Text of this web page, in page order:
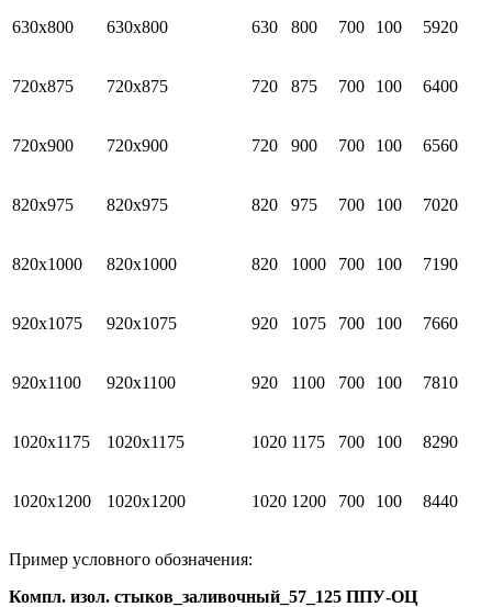
630х800 630х800 630 800 700 100 5920
720х875 720х875 720 875 700 100 6400
720х900 720х900 720 900 700 100 6560
820х975 820х975 820 975 700 100 7020
820х1000 820х1000 820 1000 700 100 7190
920х1075 920х1075 920 1075 700 100 7660
920х1100 920х1100 920 1100 700 100 7810
1020х1175 1020х1175 1020 1175 700 100 8290
1020х1200 1020х1200 1020 1200 700 100 8440
Пример условного обозначения:
Компл. изол. стыков_заливочный_57_125 ППУ-ОЦ